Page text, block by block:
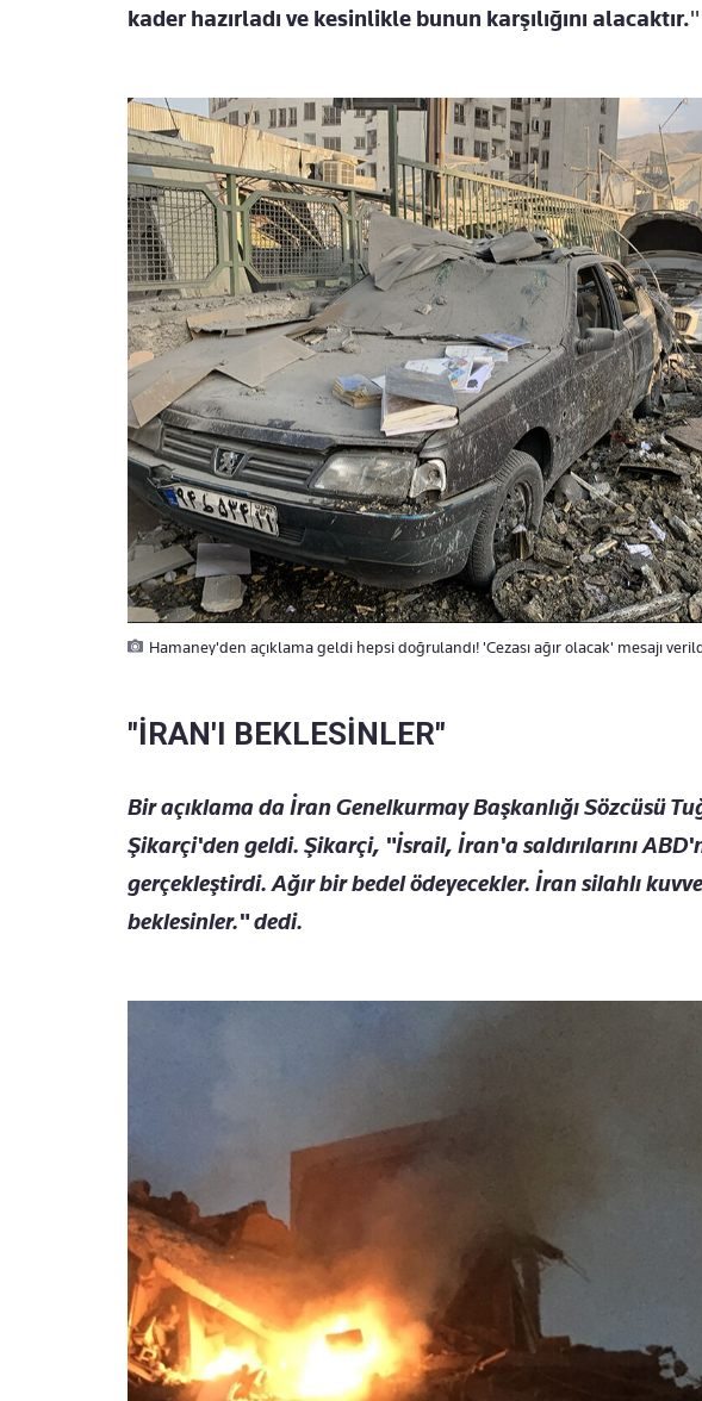
kader hazırladı ve kesinlikle bunun karşılığını alacaktır.
Hamaney'den açıklama geldi hepsi doğrulandı! 'Cezası ağır olacak' mesajı
"İRAN'I BEKLESİNLER"
Bir açıklama da İran Genelkurmay Başkanlığı Sözcüsü
Şikarçi'den geldi. Şikarçi, "İsrail, İran'a saldırılarını
gerçekleştirdi. Ağır bir bedel ödeyecekler. İran silahlı
beklesinler." dedi.